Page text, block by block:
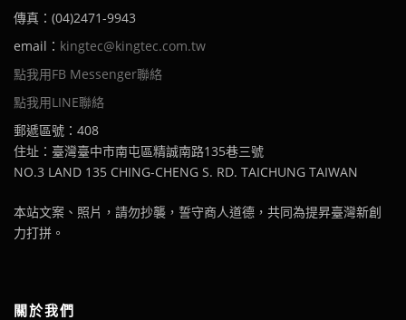
傳真：(04)2471-9943
email： kingtec@kingtec.com.tw
點我用FB Messenger聯絡
點我用LINE聯絡
郵遞區號：408
住址：臺灣臺中市南屯區精誠南路135巷三號
NO.3 LAND 135 CHING-CHENG S. RD. TAICHUNG TAIWAN
本站文案、照片，請勿抄襲，誓守商人道德，共同為提昇臺灣新創
力打拼。
關於我們